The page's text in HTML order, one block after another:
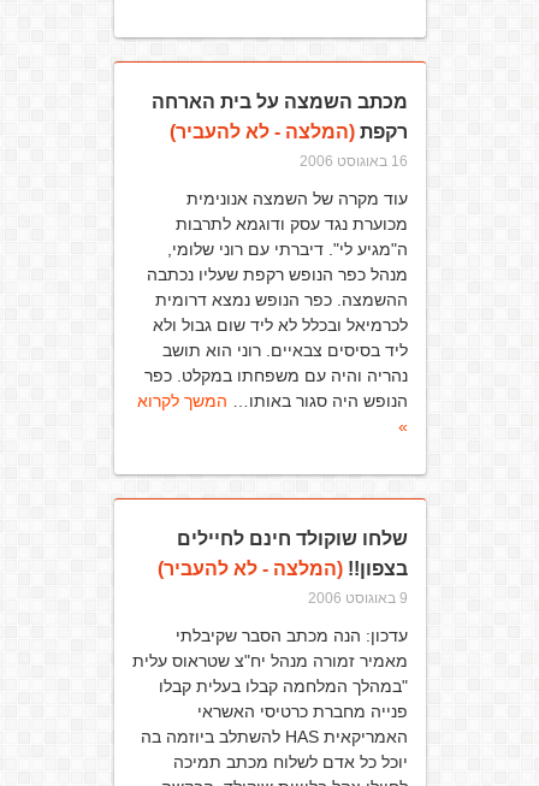
מכתב השמצה על בית הארחה
רקפת(המלצה - לא להעביר)
16 באוגוסט 2006
עוד מקרה של השמצה אנונימית
מכוערת נגד עסק ודוגמא לתרבות
ה"מגיע לי". דיברתי עם רוני שלומי,
מנהל כפר הנופש רקפת שעליו נכתבה
ההשמצה. כפר הנופש נמצא דרומית
לכרמיאל ובכלל לא ליד שום גבול ולא
ליד בסיסים צבאיים. רוני הוא תושב
נהריה והיה עם משפחתו במקלט. כפר
הנופש היה סגור באותו… המשך לקרוא
»
שלחו שוקולד חינם לחיילים
בצפון!!(המלצה - לא להעביר)
9 באוגוסט 2006
עדכון: הנה מכתב הסבר שקיבלתי
מאמיר זמורה מנהל יח"צ שטראוס עלית
"במהלך המלחמה קבלו בעלית קבלו
פנייה מחברת כרטיסי האשראי
האמריקאית HAS להשתלב ביוזמה בה
יוכל כל אדם לשלוח מכתב תמיכה